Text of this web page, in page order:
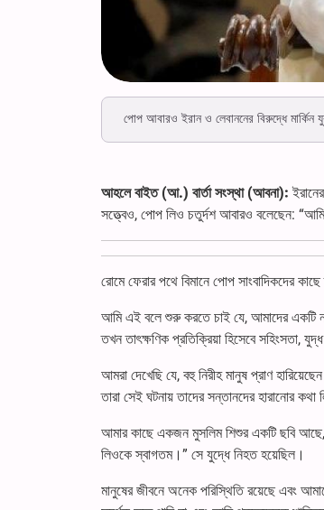
পোপ আবারও ইরান ও লেবাননের বিরুদ্ধে মার্কিন
আহলে বাইত (আ.) বার্তা সংস্থা (আবনা):
সত্ত্বেও, পোপ লিও চতুর্দশ আবারও বলেছেন:
রোমে ফেরার পথে বিমানে পোপ সাংবাদিকদের
আমি এই বলে শুরু করতে চাই যে, আমাদের একটি
তখন তাৎক্ষণিক প্রতিক্রিয়া হিসেবে সহিংসতা,
আমরা দেখেছি যে, বহু নিরীহ মানুষ প্রাণ
তারা সেই ঘটনায় তাদের সন্তানদের হারানোর কথা
আমার কাছে একজন মুসলিম শিশুর একটি ছবি আছে,
লিওকে স্বাগতম।” সে যুদ্ধে নিহত হয়েছিল।
মানুষের জীবনে অনেক পরিস্থিতি রয়েছে এবং